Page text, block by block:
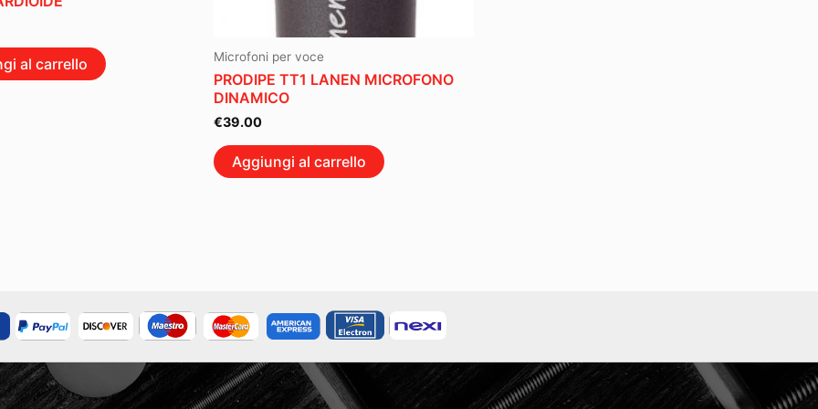
al carrello Microfoni per voce
PRODIPE TT1 LANEN MICROFONO
DINAMICO
€39.00
Aggiungi al carrello